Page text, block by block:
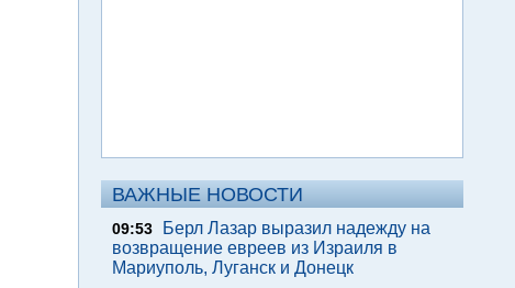
ВАЖНЫЕ НОВОСТИ
09:53
Берл Лазар выразил надежду на
возвращение евреев из Израиля в
Мариуполь, Луганск и Донецк